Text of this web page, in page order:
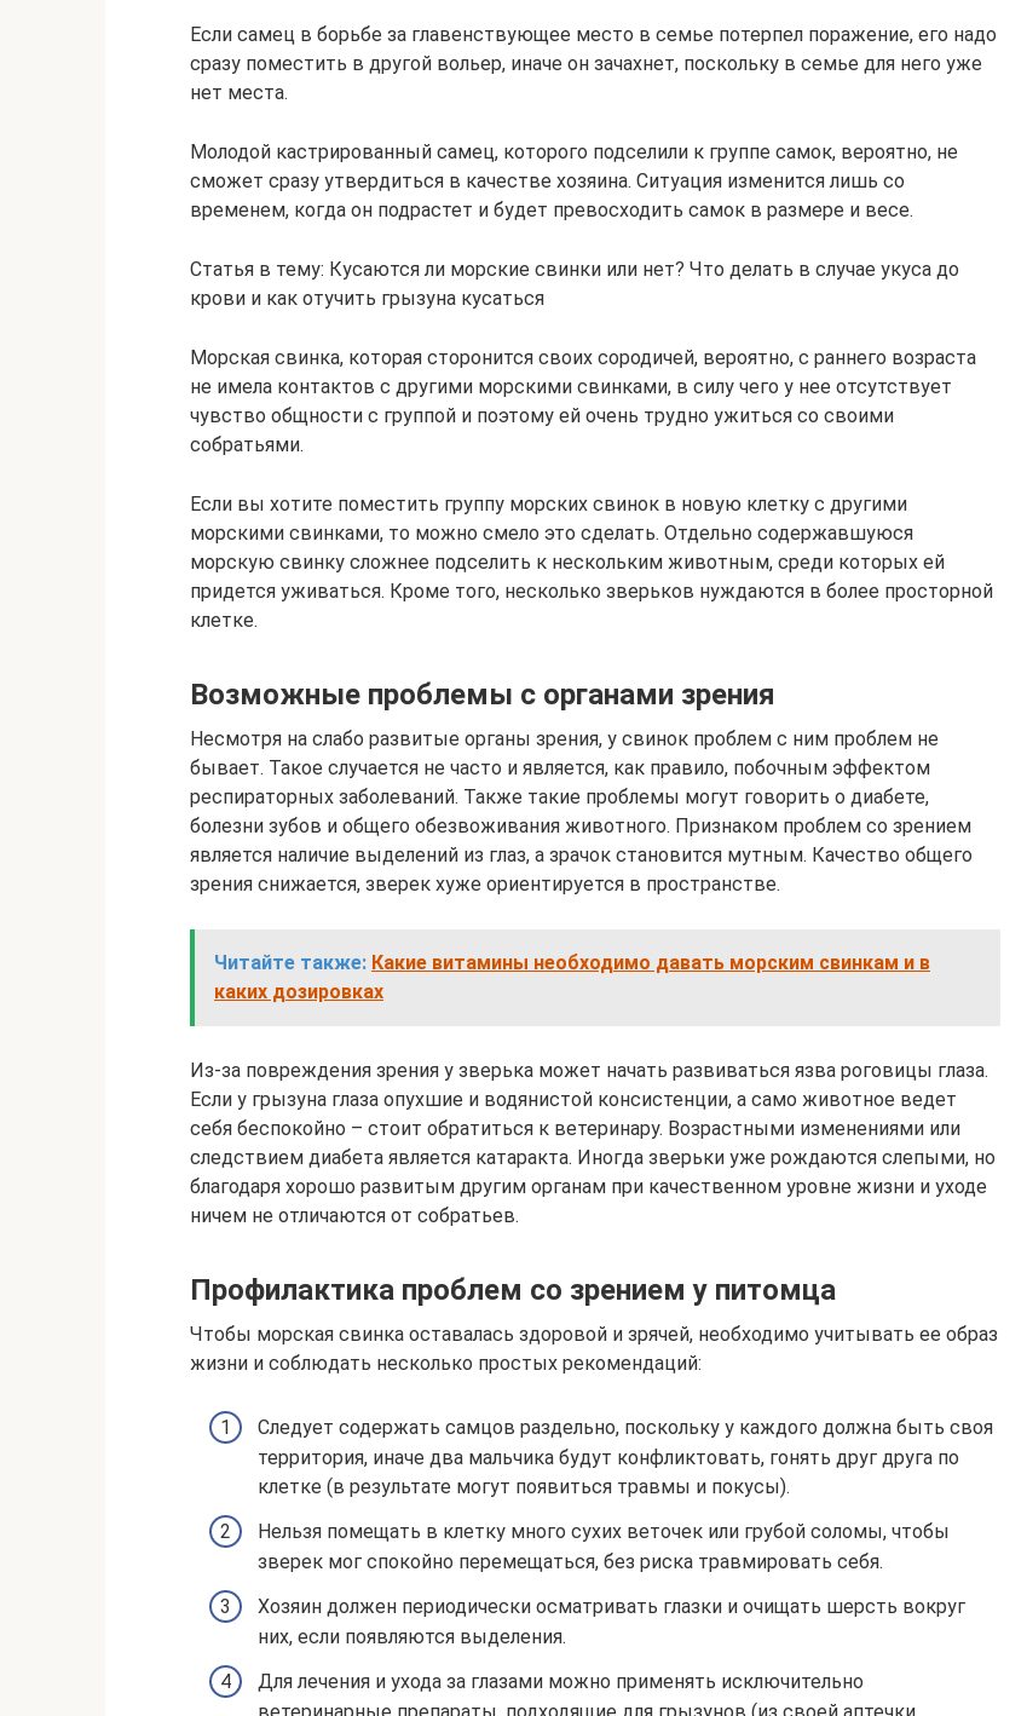
Если самец в борьбе за главенствующее место в семье потерпел поражение, его надо
сразу поместить в другой вольер, иначе он зачахнет, поскольку в семье для него уже
нет места.
Молодой кастрированный самец, которого подселили к группе самок, вероятно, не
сможет сразу утвердиться в качестве хозяина. Ситуация изменится лишь со
временем, когда он подрастет и будет превосходить самок в размере и весе.
Статья в тему: Кусаются ли морские свинки или нет? Что делать в случае укуса до
крови и как отучить грызуна кусаться
Морская свинка, которая сторонится своих сородичей, вероятно, с раннего возраста
не имела контактов с другими морскими свинками, в силу чего у нее отсутствует
чувство общности с группой и поэтому ей очень трудно ужиться со своими
собратьями.
Если вы хотите поместить группу морских свинок в новую клетку с другими
морскими свинками, то можно смело это сделать. Отдельно содержавшуюся
морскую свинку сложнее подселить к нескольким животным, среди которых ей
придется уживаться. Кроме того, несколько зверьков нуждаются в более просторной
клетке.
Возможные проблемы с органами зрения
Несмотря на слабо развитые органы зрения, у свинок проблем с ним проблем не
бывает. Такое случается не часто и является, как правило, побочным эффектом
респираторных заболеваний. Также такие проблемы могут говорить о диабете,
болезни зубов и общего обезвоживания животного. Признаком проблем со зрением
является наличие выделений из глаз, а зрачок становится мутным. Качество общего
зрения снижается, зверек хуже ориентируется в пространстве.
Читайте также: Какие витамины необходимо давать морским свинкам и в
каких дозировках
Из-за повреждения зрения у зверька может начать развиваться язва роговицы глаза.
Если у грызуна глаза опухшие и водянистой консистенции, а само животное ведет
себя беспокойно – стоит обратиться к ветеринару. Возрастными изменениями или
следствием диабета является катаракта. Иногда зверьки уже рождаются слепыми, но
благодаря хорошо развитым другим органам при качественном уровне жизни и уходе
ничем не отличаются от собратьев.
Профилактика проблем со зрением у питомца
Чтобы морская свинка оставалась здоровой и зрячей, необходимо учитывать ее образ
жизни и соблюдать несколько простых рекомендаций:
Следует содержать самцов раздельно, поскольку у каждого должна быть своя
территория, иначе два мальчика будут конфликтовать, гонять друг друга по
клетке (в результате могут появиться травмы и покусы).
Нельзя помещать в клетку много сухих веточек или грубой соломы, чтобы
зверек мог спокойно перемещаться, без риска травмировать себя.
Хозяин должен периодически осматривать глазки и очищать шерсть вокруг
них, если появляются выделения.
Для лечения и ухода за глазами можно применять исключительно